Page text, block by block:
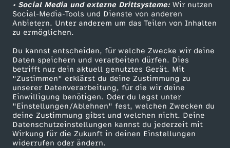
• Social Media und externe Drittsysteme:Wir nutzen
Social-Media-Tools und Dienste von anderen
Anbietern. Unter anderem um das Teilen von Inhalten
zu ermöglichen.
Du kannst entscheiden, für welche Zwecke wir deine
Daten speichern und verarbeiten dürfen. Dies
betrifft nur dein aktuell genutztes Gerät. Mit
"Zustimmen" erklärst du deine Zustimmung zu
unserer Datenverarbeitung, für die wir deine
Einwilligung benötigen. Oder du legst unter
"Einstellungen/Ablehnen" fest, welchen Zwecken du
deine Zustimmung gibst und welchen nicht. Deine
Datenschutzeinstellungen kannst du jederzeit mit
Wirkung für die Zukunft in deinen Einstellungen
widerrufen oder ändern.
ZDF Unternehmen
Karriere
ZDF goes Schule
Werbefernsehen
Mainzelmännchen